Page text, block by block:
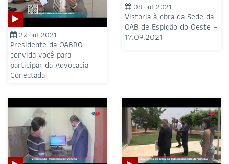
22 out 2021
Presidente da OABRO
convida você para
participar da Advocacia
Conectada
08 out 2021
Vistoria à obra da Sede da
OAB de Espigão do Oeste –
17.09.2021